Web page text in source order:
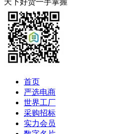
首页
严选电商
世界工厂
采购招标
实力会员